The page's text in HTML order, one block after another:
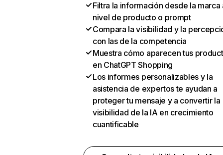
Filtra la información desde la marca
nivel de producto o prompt
Compara la visibilidad y la
con las de la competencia
Muestra cómo aparecen tus
en ChatGPT Shopping
Los informes personalizables y la
asistencia de expertos te ayudan a
proteger tu mensaje y a convertir la
visibilidad de la IA en crecimiento
cuantificable